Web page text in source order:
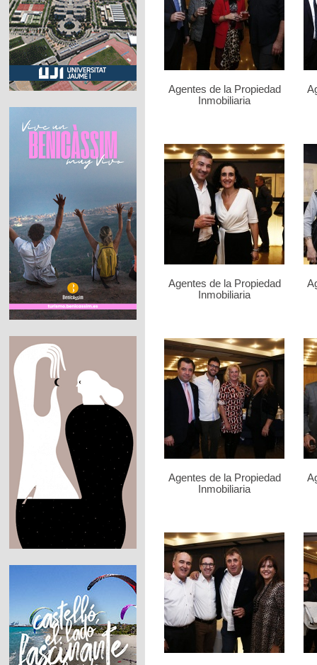
Agentes de la Propiedad
Inmobiliaria
Agentes de la Propiedad
Inmobiliaria
Agentes de la Propiedad
Inmobiliaria